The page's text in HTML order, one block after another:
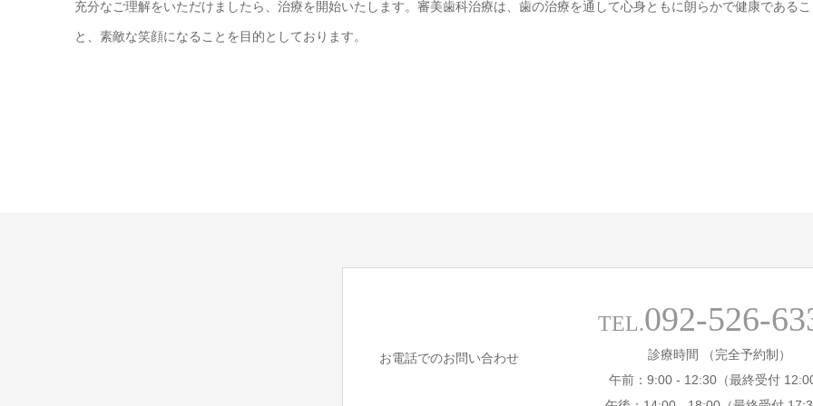
充分なご理解をいただけましたら、治療を開始いたします。審美歯科治療は、歯の治療を通して心身ともに朗らかで健康であるこ
と、素敵な笑顔になることを目的としております。
お電話でのお問い合わせ
TEL.092-526-
診療時間 （完全予約制）
午前：9:00 - 12:30（最終受付 12:00